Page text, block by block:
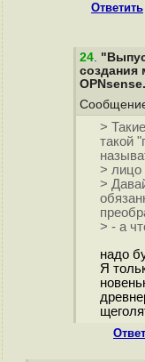
Ответить
24.
создания
>
такой
> лицо
>
> - а
надо
Я